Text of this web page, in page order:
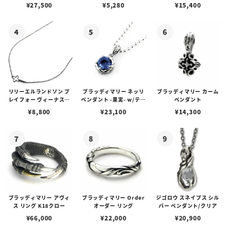
¥27,500 ¥5,280
ブスタークラスプ＆LTロ
¥15,400
リリーエルランドソン プ
レイフォー ヴィーナスチ
¥8,800
ブラッディマリー ネッリ
ペンダント -果実- w/ティ
¥23,100
ブラッディマリー カーム
ペンダント
¥14,300
ブラッディマリー アヴィ
ス リング K18クロー
¥66,000
ブラッディマリー Order
オーダー リング
¥22,000
ジゴロウ スネイプス シル
バー ペンダント/クリア
¥20,900